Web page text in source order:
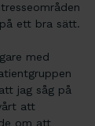
ett bra sätt.
med
jag såg på
att
om att